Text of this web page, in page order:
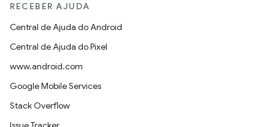
RECEBER AJUDA
Central de Ajuda do Android
Central de Ajuda do Pixel
www.android.com
Google Mobile Services
Stack Overflow